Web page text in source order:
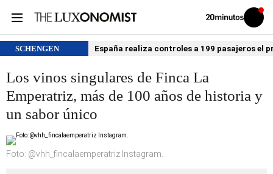
Volver
Iniciar
sesión
SCHENGEN España realiza controles a 199 pasajeros el
Los vinos singulares de Finca La
Emperatriz, más de 100 años de historia y
un sabor único
Foto: @vhh_fincalaemperatriz Instagram.